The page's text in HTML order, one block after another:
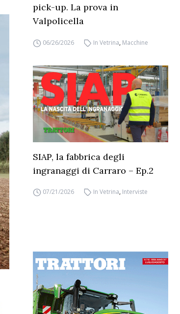
pick-up. La prova in
Valpolicella
06/26/2026 In Vetrina, Macchine
SIAP, la fabbrica degli
ingranaggi di Carraro – Ep.2
07/21/2026 In Vetrina, Interviste